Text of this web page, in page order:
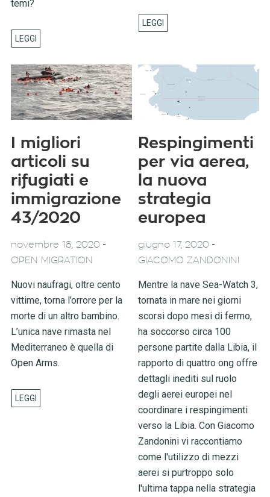
temi?
I migliori
articoli su
rifugiati e
immigrazione
43/2020
novembre 18, 2020-
OPEN MIGRATION
Nuovi naufragi, oltre cento
vittime, torna l’orrore per la
morte di un altro bambino.
L’unica nave rimasta nel
Mediterraneo è quella di
Open Arms.
Respingimenti
per via aerea,
la nuova
strategia
europea
giugno 17, 2020 -
GIACOMO ZANDONINI
Mentre la nave Sea-Watch 3,
tornata in mare nei giorni
scorsi dopo mesi di fermo,
ha soccorso circa 100
persone partite dalla Libia, il
rapporto di quattro ong offre
dettagli inediti sul ruolo
degli aerei europei nel
coordinare i respingimenti
verso la Libia. Con Giacomo
Zandonini vi raccontiamo
come l'utilizzo di mezzi
aerei si purtroppo solo
l'ultima tappa nella strategia